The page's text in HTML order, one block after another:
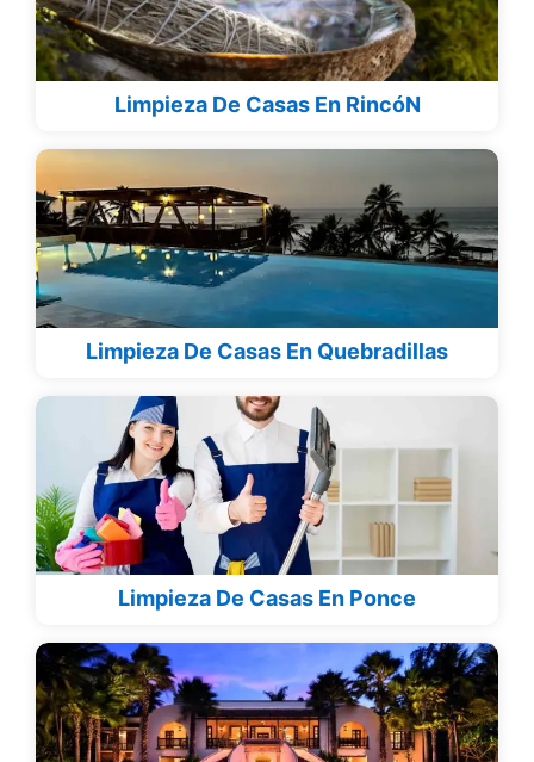
Limpieza De Casas En RincóN
Limpieza De Casas En Quebradillas
Limpieza De Casas En Ponce